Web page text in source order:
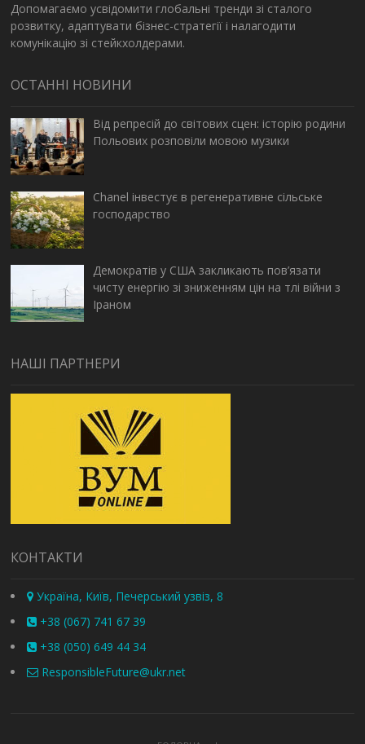
Допомагаємо усвідомити глобальні тренди зі сталого
розвитку, адаптувати бізнес-стратегії і налагодити
комунікацію зі стейкхолдерами.
ОСТАННІ НОВИНИ
Від репресій до світових сцен: історію родини
Польових розповіли мовою музики
Chanel інвестує в регенеративне сільське
господарство
Демократів у США закликають пов’язати
чисту енергію зі зниженням цін на тлі війни з
Іраном
НАШІ ПАРТНЕРИ
КОНТАКТИ
Україна, Київ, Печерський узвіз, 8
+38 (067) 741 67 39
+38 (050) 649 44 34
ResponsibleFuture@ukr.net